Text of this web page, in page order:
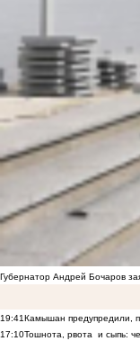
Губернатор Андрей Бочаров
19:41Камышан предупредили,
17:10Тошнота, рвота и сыпь: